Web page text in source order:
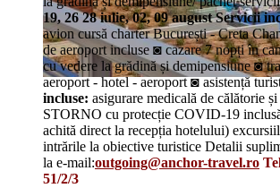
19, 26 28 iulie, 02, 09 august Servicii
avion cursă charter București - Creta
de aeroport incluse ◙ cazare 7 nopți în
cu vedere la grădină și demipensiune ◙
aeroport - hotel - aeroport ◙ asistență
incluse: asigurare medicală de călătorie
STORNO cu protecție COVID-19
achită direct la recepția hotelului)
intrările la obiective turistice Detalii
la e-mail:outgoing@anchor-travel.ro
51/2/3